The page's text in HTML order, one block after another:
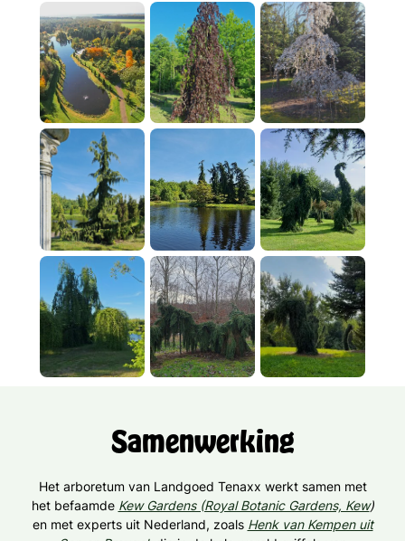
Samenwerking
Het arboretum van Landgoed Tenaxx werkt samen met
het befaamde Kew Gardens (Royal Botanic Gardens, Kew)
en met experts uit Nederland, zoals Henk van Kempen uit